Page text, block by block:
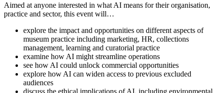
Aimed at anyone interested in what AI means for their organisation,
practice and sector, this event will…
explore the impact and opportunities on different aspects of
museum practice including marketing, HR, collections
management, learning and curatorial practice
examine how AI might streamline operations
see how AI could unlock commercial opportunities
explore how AI can widen access to previous excluded
audiences
discuss the ethical implications of AI, including environmental